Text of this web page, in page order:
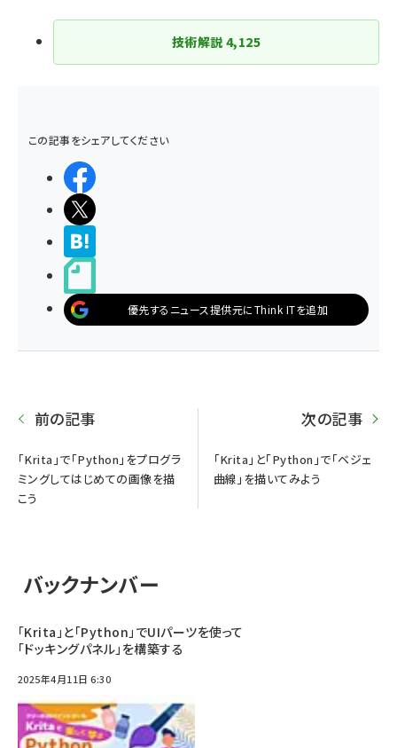
技術解説 4,125
この記事をシェアしてください
優先するニュース提供元にThink ITを追加
前の記事
「Krita」で「Python」をプログラ
ミングしてはじめての画像を描
こう
次の記事
「Krita」と「Python」で「ベジェ
曲線」を描いてみよう
バックナンバー
「Krita」と「Python」でUIパーツを使って
「ドッキングパネル」を構築する
2025年4月11日 6:30